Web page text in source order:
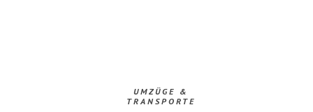
UMZÜGE &
TRANSPORTE